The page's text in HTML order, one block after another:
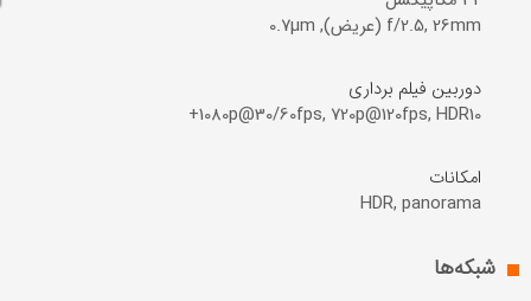
f/2.5, 26mm (عریض), 0.7µm
دوربین فیلم برداری
1080p@30/60fps, 720p@120fps, HDR10+
امکانات
HDR, panorama
شبکه‌ها